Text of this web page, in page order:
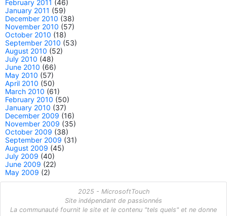
February 2011 (46)
January 2011 (59)
December 2010 (38)
November 2010 (57)
October 2010 (18)
September 2010 (53)
August 2010 (52)
July 2010 (48)
June 2010 (66)
May 2010 (57)
April 2010 (50)
March 2010 (61)
February 2010 (50)
January 2010 (37)
December 2009 (16)
November 2009 (35)
October 2009 (38)
September 2009 (31)
August 2009 (45)
July 2009 (40)
June 2009 (22)
May 2009 (2)
2025 - MicrosoftTouch
Site indépendant de passionnés
La communauté fournit le site et le contenu "tels quels" et ne donne